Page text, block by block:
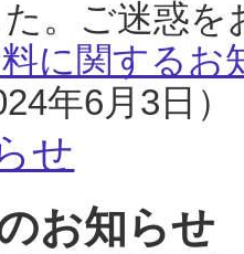
。ご迷惑
に関するお
年6月3日）
せ
お知らせ